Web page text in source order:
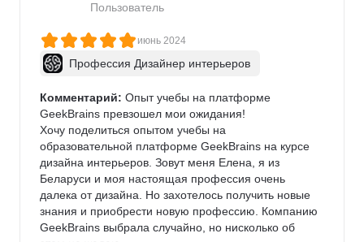
Пользователь
июнь 2024
Профессия Дизайнер интерьеров
Комментарий: Опыт учебы на платформе
GeekBrains превзошел мои ожидания!
Хочу поделиться опытом учебы на
образовательной платформе GeekBrains на курсе
дизайна интерьеров. Зовут меня Елена, я из
Беларуси и моя настоящая профессия очень
далека от дизайна. Но захотелось получить новые
знания и приобрести новую профессию. Компанию
GeekBrains выбрала случайно, но нисколько об